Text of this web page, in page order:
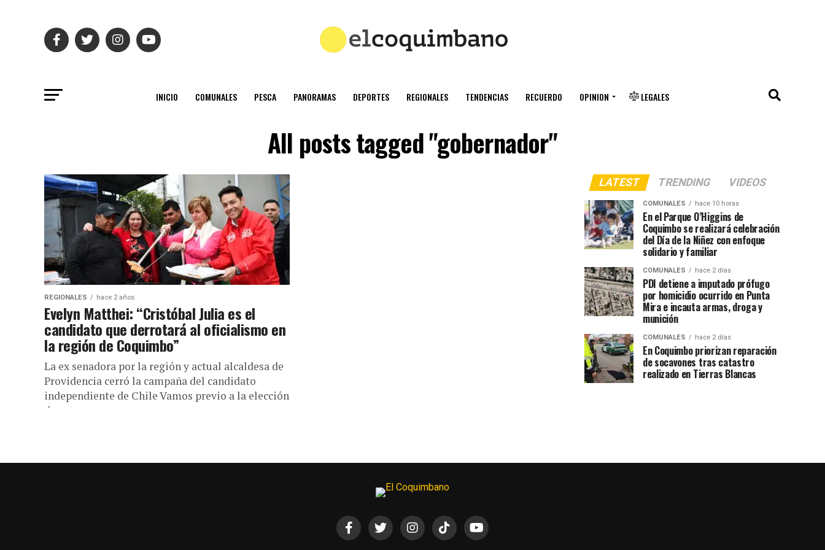
INICIO COMUNALES PESCA PANORAMAS DEPORTES REGIONALES TENDENCIAS RECUERDO OPINION LEGALES
All posts tagged "gobernador"
REGIONALES hace 2 años
Evelyn Matthei: “Cristóbal Julia es el
candidato que derrotará al oficialismo en
la región de Coquimbo”
La ex senadora por la región y actual alcaldesa de
Providencia cerró la campaña del candidato
independiente de Chile Vamos previo a la elección
de este...
LATEST TRENDING VIDEOS
COMUNALES hace 10 horas
En el Parque O’Higgins de
Coquimbo se realizará celebración
del Día de la Niñez con enfoque
solidario y familiar
COMUNALES hace 2 días
PDI detiene a imputado prófugo
por homicidio ocurrido en Punta
Mira e incauta armas, droga y
munición
COMUNALES hace 2 días
En Coquimbo priorizan reparación
de socavones tras catastro
realizado en Tierras Blancas